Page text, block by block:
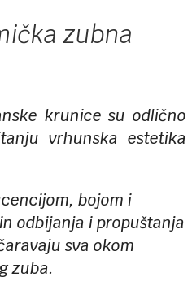
zubna
krunice su odlično
vrhunska estetika
bojom i
odbijanja i propuštanja
sva okom
zuba.